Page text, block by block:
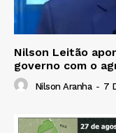
Nilson Leitão
governo com o
Nilson Aranha - 7